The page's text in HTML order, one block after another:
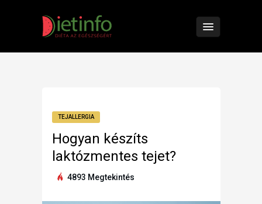
TEJALLERGIA
Hogyan készíts
laktózmentes tejet?
4893 Megtekintés